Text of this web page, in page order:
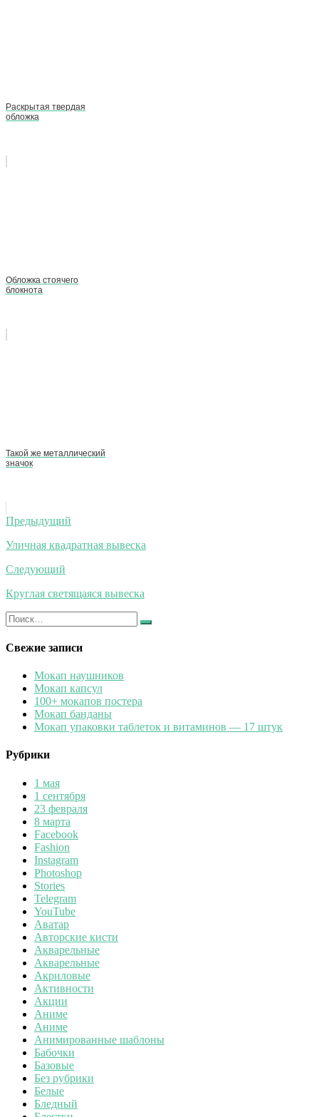
Раскрытая твердая
обложка
Обложка стоячего
блокнота
Такой же металлический
значок
Навигация
по
записям
Предыдущий
Уличная квадратная вывеска
Следующий
Круглая светящаяся вывеска
Искать:
Найти
Свежие записи
Мокап наушников
Мокап капсул
100+ мокапов постера
Мокап банданы
Мокап упаковки таблеток и витаминов — 17 штук
Рубрики
1 мая
1 сентября
23 февраля
8 марта
Facebook
Fashion
Instagram
Photoshop
Stories
Telegram
YouTube
Аватар
Авторские кисти
Акварельные
Акварельные
Акриловые
Активности
Акции
Аниме
Аниме
Анимированные шаблоны
Бабочки
Базовые
Без рубрики
Белые
Бледный